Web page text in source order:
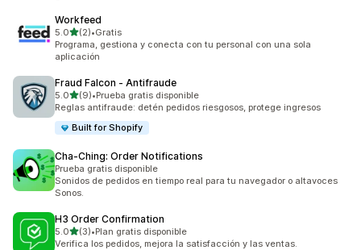
Workfeed
5.0de 5 estrellas
(2)
2 reseñas en total
•Gratis
Programa, gestiona y conecta con tu personal con una sola
aplicación
Fraud Falcon ‑ Antifraude
5.0de 5 estrellas
(9)
9 reseñas en total
•Prueba gratis disponible
Reglas antifraude: detén pedidos riesgosos, protege ingresos
Built for Shopify
Cha‑Ching: Order Notifications
Prueba gratis disponible
Sonidos de pedidos en tiempo real para tu navegador o altavoces
Sonos.
H3 Order Confirmation
5.0de 5 estrellas
(3)
3 reseñas en total
•Plan gratis disponible
Verifica los pedidos, mejora la satisfacción y las ventas.